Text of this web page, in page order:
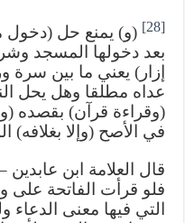
[28]
(و) يمنع حل
بعد دخولها المسجد
إزار) يعني ما بين سرة
عداه مطلقا وهل يحل
(وقراءة قرآن) بقصده
في الأصح (وإلا بغلافه)
قال العلامة ابن
فلو قرأت الفاتحة على
التي فيها معنى الدعاء